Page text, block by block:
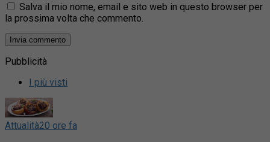
Salva il mio nome, email e sito web in questo browser per
la prossima volta che commento.
Pubblicità
I più visti
Attualità20 ore fa